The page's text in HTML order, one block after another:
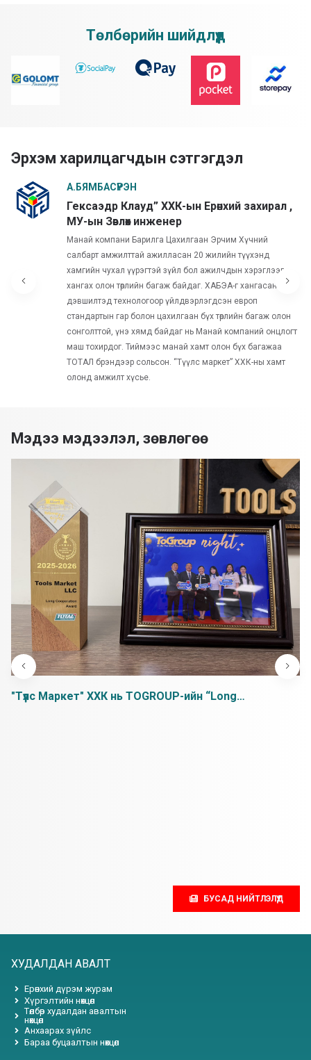
Төлбөрийн шийдлүүд
Эрхэм харилцагчдын сэтгэгдэл
А.БЯМБАСҮРЭН
Гексаэдр Клауд” ХХК-ын Ерөнхий захирал ,
МУ-ын Зөвлөх инженер
Манай компани Барилга Цахилгаан Эрчим Хүчний
салбарт амжилттай ажилласан 20 жилийн түүхэнд
хамгийн чухал үүрэгтэй зүйл бол ажилчдын хэрэглээг
хангах олон төрлийн багаж байдаг. ХАБЭА-г хангасан
дэвшилтэд технологоор үйлдвэрлэгдсэн европ
стандартын гар болон цахилгаан бүх төрлийн багаж олон
сонголттой, үнэ хямд байдаг нь Манай компаний онцлогт
маш тохирдог. Тиймээс манай хамт олон бүх багажаа
ТОТАЛ брэндээр сольсон. “Түүлс маркет” ХХК-ны хамт
олонд амжилт хүсье.
Мэдээ мэдээлэл, зөвлөгөө
"Түүлс Маркет" ХХК нь TOGROUP-ийн “Long
БУСАД НИЙТЛЭЛҮҮД
ХУДАЛДАН АВАЛТ
Ерөнхий дүрэм журам
Хүргэлтийн нөхцөл
Төлбөр худалдан авалтын
нөхцөл
Анхаарах зүйлс
Бараа буцаалтын нөхцөл